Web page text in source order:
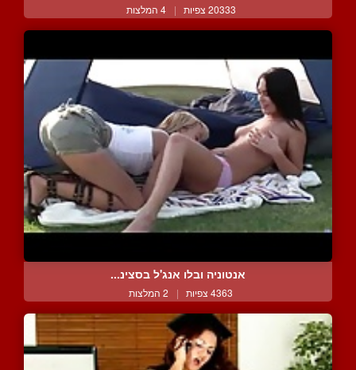
20333 צפיות | 4 המלצות
אנטוניה ובלו אנג'ל בסצינ...
4363 צפיות | 2 המלצות